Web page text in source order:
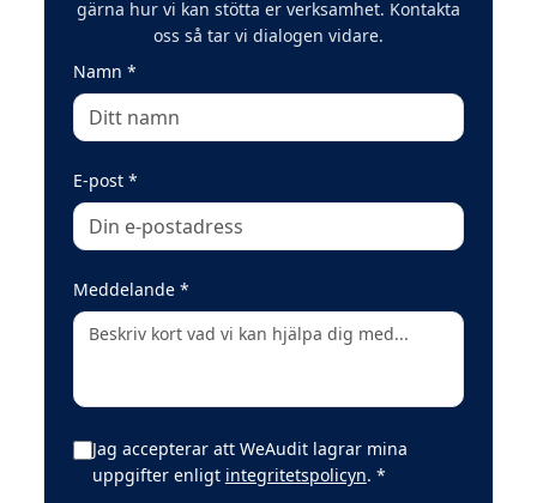
gärna hur vi kan stötta er verksamhet. Kontakta
oss så tar vi dialogen vidare.
Namn *(obligatoriskt)
E-post *(obligatoriskt)
Meddelande *(obligatoriskt)
Jag accepterar att WeAudit lagrar mina
uppgifter enligt integritetspolicyn. *(obligatoriskt)